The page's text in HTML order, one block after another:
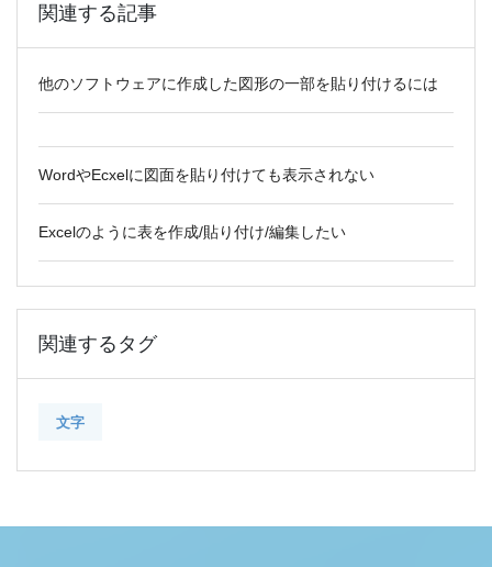
関連する記事
他のソフトウェアに作成した図形の一部を貼り付けるには
WordやEcxelに図面を貼り付けても表示されない
Excelのように表を作成/貼り付け/編集したい
関連するタグ
文字